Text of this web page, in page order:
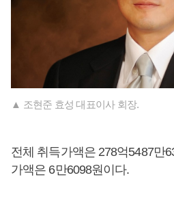
▲ 조현준 효성 대표이사 회장.
전체 취득가액은 278억5487만
가액은 6만6098원이다.